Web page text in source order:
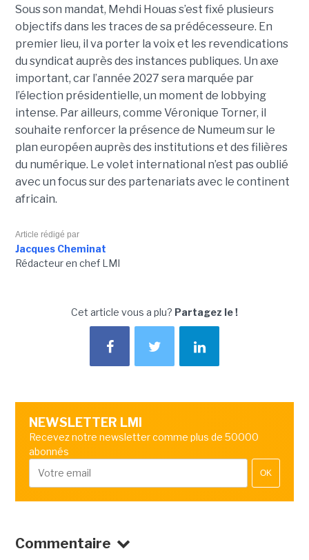
Sous son mandat, Mehdi Houas s’est fixé plusieurs
objectifs dans les traces de sa prédécesseure. En
premier lieu, il va porter la voix et les revendications
du syndicat auprès des instances publiques. Un axe
important, car l’année 2027 sera marquée par
l’élection présidentielle, un moment de lobbying
intense. Par ailleurs, comme Véronique Torner, il
souhaite renforcer la présence de Numeum sur le
plan européen auprès des institutions et des filières
du numérique. Le volet international n’est pas oublié
avec un focus sur des partenariats avec le continent
africain.
Article rédigé par
Jacques Cheminat
Rédacteur en chef LMI
Cet article vous a plu? Partagez le !
NEWSLETTER LMI
Recevez notre newsletter comme plus de 50000
abonnés
OK
Commentaire